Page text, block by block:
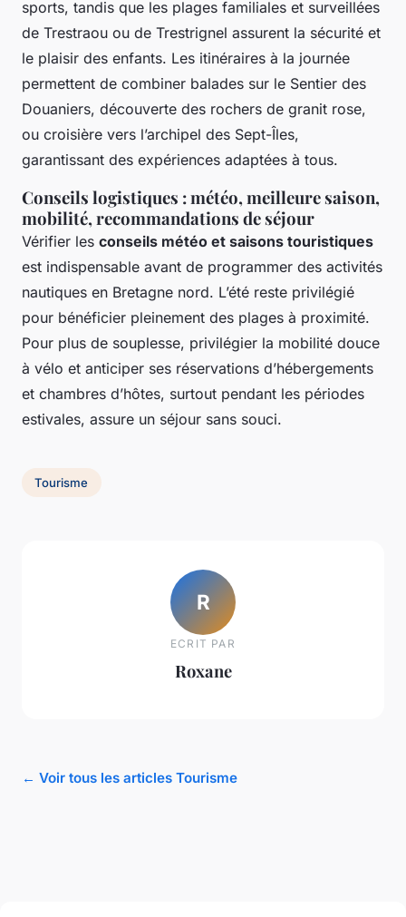
sports, tandis que les plages familiales et surveillées
de Trestraou ou de Trestrignel assurent la sécurité et
le plaisir des enfants. Les itinéraires à la journée
permettent de combiner balades sur le Sentier des
Douaniers, découverte des rochers de granit rose,
ou croisière vers l’archipel des Sept-Îles,
garantissant des expériences adaptées à tous.
Conseils logistiques : météo, meilleure saison,
mobilité, recommandations de séjour
Vérifier les conseils météo et saisons touristiques
est indispensable avant de programmer des activités
nautiques en Bretagne nord. L’été reste privilégié
pour bénéficier pleinement des plages à proximité.
Pour plus de souplesse, privilégier la mobilité douce
à vélo et anticiper ses réservations d’hébergements
et chambres d’hôtes, surtout pendant les périodes
estivales, assure un séjour sans souci.
Tourisme
R
ECRIT PAR
Roxane
← Voir tous les articles Tourisme